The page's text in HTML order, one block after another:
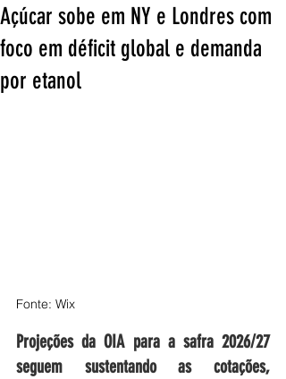
Açúcar sobe em NY e Londres com
foco em déficit global e demanda
por etanol
Fonte: Wix
Projeções da OIA para a safra 2026/27
seguem sustentando as cotações,